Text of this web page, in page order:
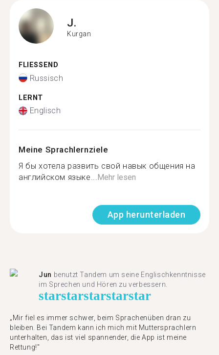
J.
Kurgan
FLIESSEND
Russisch
LERNT
Englisch
Meine Sprachlernziele
Я бы хотела развить свой навык общения на
английском языке...Mehr lesen
App herunterladen
Jun benutzt Tandem um seine Englischkenntnisse
im Sprechen und Hören zu verbessern.
starstarstarstarstar
„Mir fiel es immer schwer, beim Sprachenüben dran zu
bleiben. Bei Tandem kann ich mich mit Muttersprachlern
unterhalten, das ist viel spannender, die App ist meine
Rettung!"